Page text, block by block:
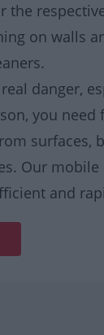
the
on walls
danger,
you
surfaces,
Our mobile
and